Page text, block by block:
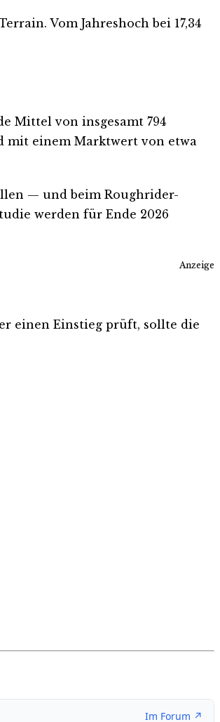
Vom Jahreshoch bei 17,34
Mittel von insgesamt 794
einem Marktwert von etwa
— und beim Roughrider-
werden für Ende 2026
Anzeige
einen Einstieg prüft, sollte die